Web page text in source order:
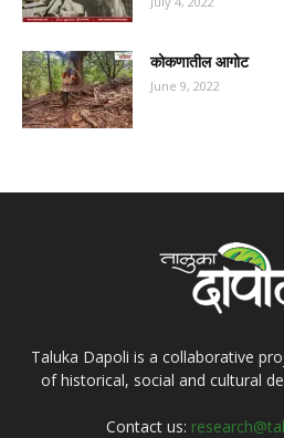
कोकणातील आगोट
June 9, 2022
Taluka Dapoli is a collaborative
of historical, social and cultural
Contact us: